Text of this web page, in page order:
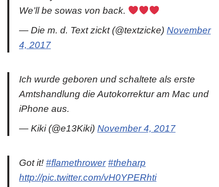
We’ll be sowas von back.
— Die m. d. Text zickt (@textzicke) November
4, 2017
Ich wurde geboren und schaltete als erste
Amtshandlung die Autokorrektur am Mac und
iPhone aus.
— Kiki (@e13Kiki) November 4, 2017
Got it! #flamethrower #theharp
http://pic.twitter.com/vH0YPERhti